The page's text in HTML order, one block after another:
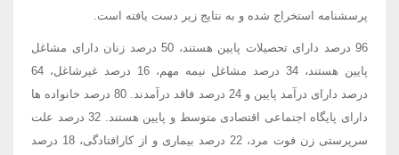
پرسشنامه استخراج شده و به نتایج زیر دست یافته است.
96 درصد دارای تحصیلات پایین هستند، 50 درصد زنان دارای مشاغل
پایین هستند، 34 درصد مشاغل نیمه مهم، 16 درصد غیرشاغل، 64
درصد دارای درآمد پایین و 24 درصد فاقد درآمدند. 80 درصد خانواده ها
دارای پایگاه اجتماعی اقتصادی متوسط و پایین هستند. 32 درصد علت
سرپرستی زن فوت مرد، 22 درصد بیماری و از کارافتادگی، 18 درصد